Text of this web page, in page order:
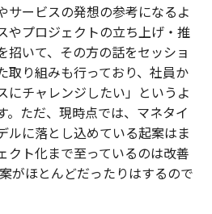
サービスの発想の参考になるよ
やプロジェクトの立ち上げ・推
招いて、その方の話をセッショ
取り組みも行っており、社員か
にチャレンジしたい」というよ
。ただ、現時点では、マネタイ
ルに落とし込めている起案はま
クト化まで至っているのは改善
がほとんどだったりはするので